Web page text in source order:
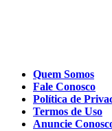
Quem Somos
Fale Conosco
Política de
Termos de Uso
Anuncie